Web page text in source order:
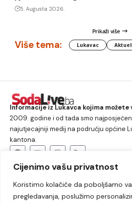
Cijenimo vašu privatnost
Koristimo kolačiće da poboljšamo
pregledavanja, poslužimo
5. Augusta 2026.
Prikaži više
Više tema: Lukavac
Informacije iz Lukavca kojima možete
2009. godine i od tada smo
najutjecajniji medij na području općine
kantona.
Lukavac Društvo Crna hronika